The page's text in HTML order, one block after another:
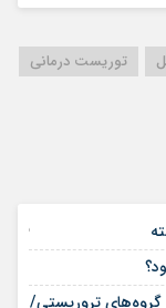
توریست درمانی
25 فوریه 2026
و گروه‌های تروریستی/